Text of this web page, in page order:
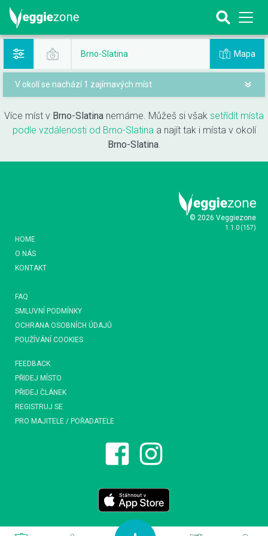
Brno-Slatina Mapa
V okolí se nachází 1 zajímavých míst
Více míst v Brno-Slatina nemáme. Můžeš si však setřídít místa
podle vzdálenosti od Brno-Slatinaa najít tak i místa v okolí
Brno-Slatina.
© 2026 Veggiezone
1.1.0 (157)
HOME
O NÁS
KONTAKT
FAQ
SMLUVNÍ PODMÍNKY
OCHRANA OSOBNÍCH ÚDAJŮ
POUŽÍVÁNÍ COOKIES
FEEDBACK
PŘIDEJ MÍSTO
PŘIDEJ ČLÁNEK
REGISTRUJ SE
PRO MAJITELE / POŘADATELE